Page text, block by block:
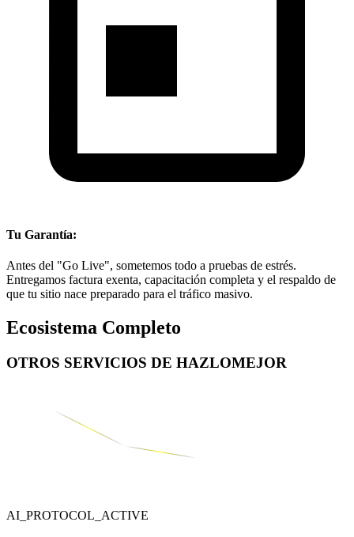
Tu Garantía:
Antes del "Go Live", sometemos todo a pruebas de estrés.
Entregamos factura exenta, capacitación completa y el respaldo de
que tu sitio nace preparado para el tráfico masivo.
Ecosistema Completo
OTROS SERVICIOS DE HAZLOMEJOR
AI_PROTOCOL_ACTIVE